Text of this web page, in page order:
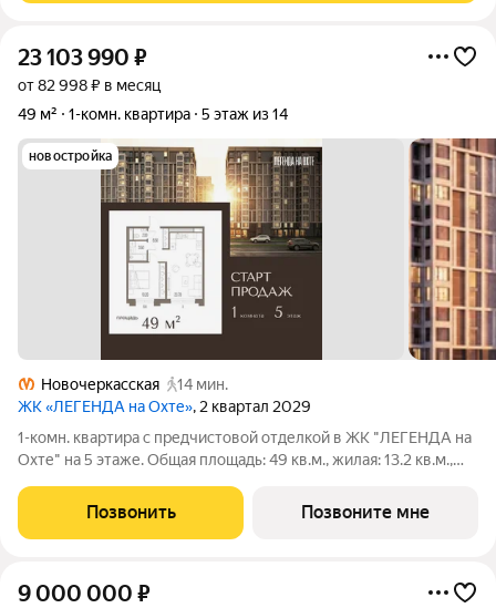
23 103 990 ₽
от 82 998 ₽ в месяц
49 м²
1-комн. квартира 5 этаж из 14
новостройка
Новочеркасская
14 мин.
ЖК «ЛЕГЕНДА на Охте», 2 квартал 2029
1-комн. квартира с предчистовой отделкой в ЖК "ЛЕГЕНДА на
Охте" на 5 этаже. Общая площадь: 49 кв.м., жилая: 13.2 кв.м.,
выходят на одну сторону. В квартире один раздельный
санузел. Высота
Позвонить Позвоните мне
9 000 000 ₽